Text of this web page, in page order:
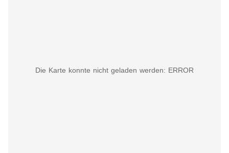
Die Karte konnte nicht geladen werden: ERROR
Frankreich, Italien, Kroatien,
Polen, Rumänien, Slowakei,